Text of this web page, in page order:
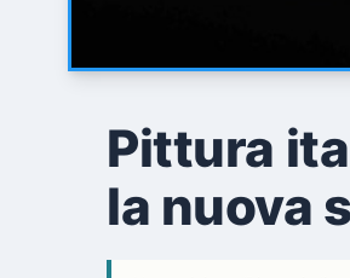
Pittura
la nuova